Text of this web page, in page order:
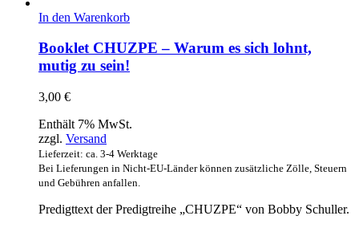
In den Warenkorb
Booklet CHUZPE – Warum es sich lohnt,
mutig zu sein!
3,00 €
Enthält 7% MwSt.
zzgl. Versand
Lieferzeit: ca. 3-4 Werktage
Bei Lieferungen in Nicht-EU-Länder können zusätzliche Zölle, Steuern
und Gebühren anfallen.
Predigttext der Predigtreihe „CHUZPE“ von Bobby Schuller.